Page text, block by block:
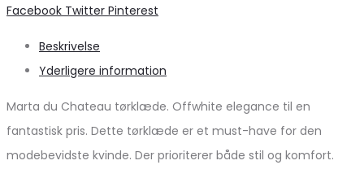
Share
Facebook Twitter Pinterest
Beskrivelse
Yderligere information
Marta du Chateau tørklæde. Offwhite elegance til en
fantastisk pris. Dette tørklæde er et must-have for den
modebevidste kvinde. Der prioriterer både stil og komfort.